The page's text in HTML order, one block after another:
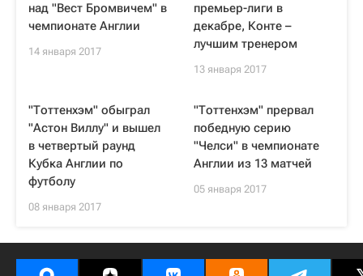
над "Вест Бромвичем" в
чемпионате Англии
14 января 2017
премьер-лиги в
декабре, Конте –
лучшим тренером
13 января 2017
"Тоттенхэм" обыграл
"Астон Виллу" и вышел
в четвертый раунд
Кубка Англии по
футболу
08 января 2017
"Тоттенхэм" прервал
победную серию
"Челси" в чемпионате
Англии из 13 матчей
05 января 2017